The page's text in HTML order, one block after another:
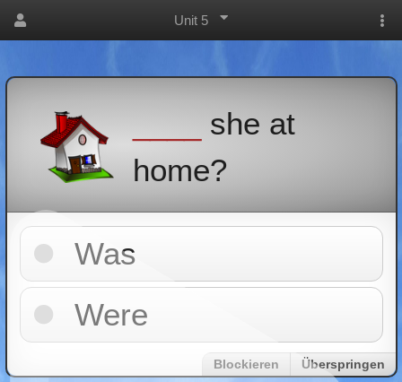
Unit 5
she at
home?
Was
Were
Blockieren Überspringen